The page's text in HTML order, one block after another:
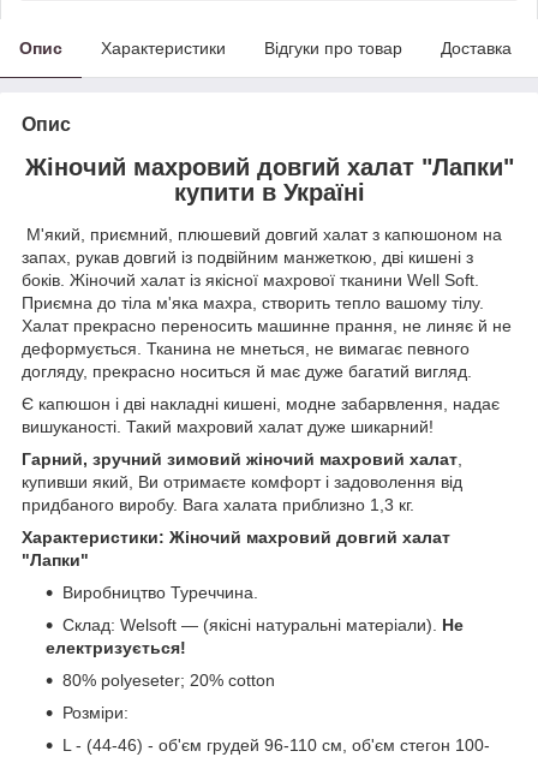
Опис Характеристики Відгуки про товар Доставка
Опис
Жіночий махровий довгий халат "Лапки"
купити в Україні
М'який, приємний, плюшевий довгий халат з капюшоном на
запах, рукав довгий із подвійним манжеткою, дві кишені з
боків. Жіночий халат із якісної махрової тканини Well Soft.
Приємна до тіла м'яка махра, створить тепло вашому тілу.
Халат прекрасно переносить машинне прання, не линяє й не
деформується. Тканина не мнеться, не вимагає певного
догляду, прекрасно носиться й має дуже багатий вигляд.
Є капюшон і дві накладні кишені, модне забарвлення, надає
вишуканості. Такий махровий халат дуже шикарний!
Гарний, зручний зимовий жіночий махровий халат,
купивши який, Ви отримаєте комфорт і задоволення від
придбаного виробу. Вага халата приблизно 1,3 кг.
Характеристики: Жіночий махровий довгий халат
"Лапки"
Виробництво Туреччина.
Склад: Welsoft — (якісні натуральні матеріали). Не
електризується!
80% polyeseter; 20% cotton
Розміри:
L - (44-46) - об'єм грудей 96-110 см, об'єм стегон 100-